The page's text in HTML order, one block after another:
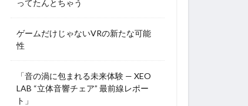
ってたんとちゃう
ゲームだけじゃないVRの新たな可能
性
「音の渦に包まれる未来体験 — XEO
LAB “立体音響チェア” 最前線レポー
ト」